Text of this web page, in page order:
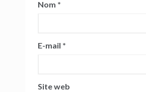
Nom *
E-mail *
Site web